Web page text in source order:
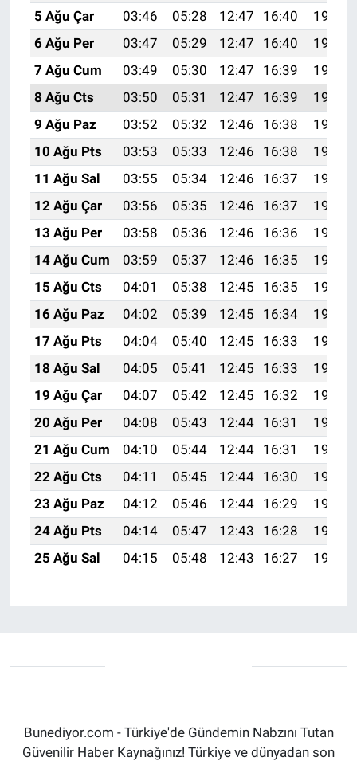
5 Ağu Çar
03:46 05:28 12:47 16:40
19:56
6 Ağu Per
03:47 05:29 12:47 16:40
19:54
7 Ağu Cum
03:49 05:30 12:47 16:39
19:53
8 Ağu Cts
03:50 05:31 12:47 16:39
19:52
9 Ağu Paz
03:52 05:32 12:46 16:38
19:51
10 Ağu Pts
03:53 05:33 12:46 16:38
19:49
11 Ağu Sal
03:55 05:34 12:46 16:37
19:48
12 Ağu Çar
03:56 05:35 12:46 16:37
19:47
13 Ağu Per
03:58 05:36 12:46 16:36
19:46
14 Ağu Cum
03:59 05:37 12:46 16:35
19:44
15 Ağu Cts
04:01 05:38 12:45 16:35
19:43
16 Ağu Paz
04:02 05:39 12:45 16:34
19:41
17 Ağu Pts
04:04 05:40 12:45 16:33
19:40
18 Ağu Sal
04:05 05:41 12:45 16:33
19:39
19 Ağu Çar
04:07 05:42 12:45 16:32
19:37
20 Ağu Per
04:08 05:43 12:44 16:31
19:36
21 Ağu Cum
04:10 05:44 12:44 16:31
19:34
22 Ağu Cts
04:11 05:45 12:44 16:30
19:33
23 Ağu Paz
04:12 05:46 12:44 16:29
19:31
24 Ağu Pts
04:14 05:47 12:43 16:28
19:30
25 Ağu Sal
04:15 05:48 12:43 16:27 19:28
Bunediyor.com - Türkiye'de Gündemin Nabzını Tutan
Güvenilir Haber Kaynağınız! Türkiye ve dünyadan son